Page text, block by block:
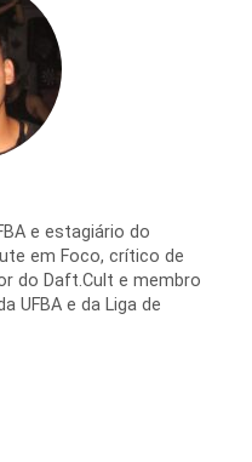
e estagiário do
em Foco, crítico de
do Daft.Cult e membro
UFBA e da Liga de